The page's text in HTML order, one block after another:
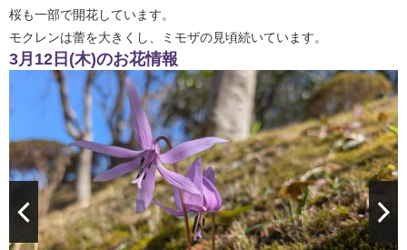
桜も一部で開花しています。
モクレンは蕾を大きくし、ミモザの見頃続いています。
3月12日(木)のお花情報